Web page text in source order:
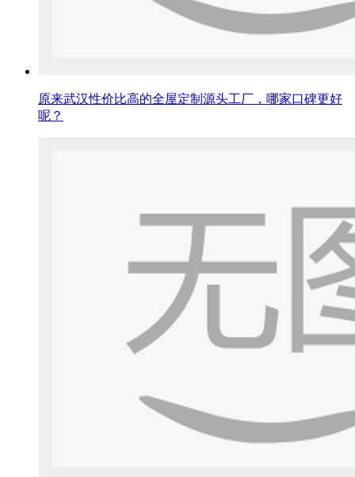
原来武汉性价比高的全屋定制源头工厂，哪家口碑更好
呢？